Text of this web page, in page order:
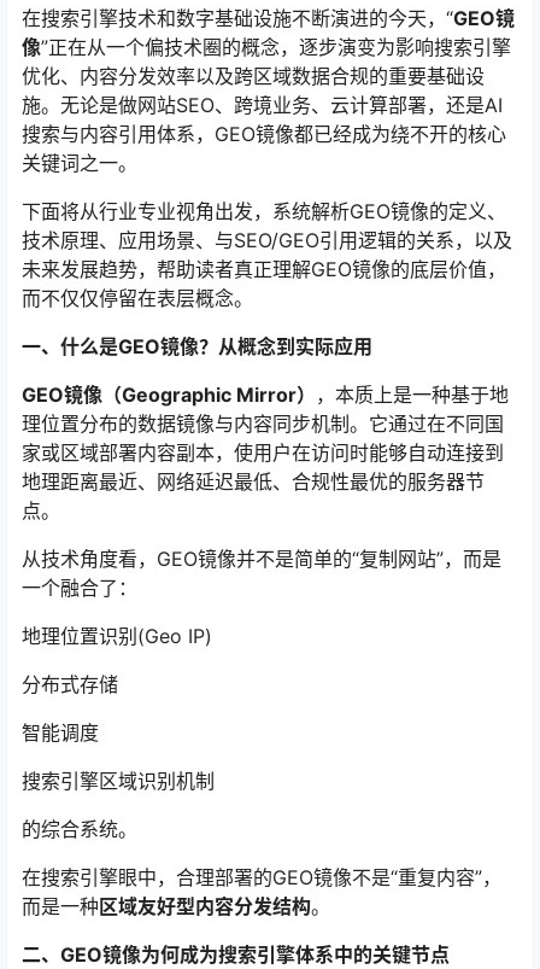
在搜索引擎技术和数字基础设施不断演进的今天，“GEO镜
像”正在从一个偏技术圈的概念，逐步演变为影响搜索引擎
优化、内容分发效率以及跨区域数据合规的重要基础设
施。无论是做网站SEO、跨境业务、云计算部署，还是AI
搜索与内容引用体系，GEO镜像都已经成为绕不开的核心
关键词之一。
下面将从行业专业视角出发，系统解析GEO镜像的定义、
技术原理、应用场景、与SEO/GEO引用逻辑的关系，以及
未来发展趋势，帮助读者真正理解GEO镜像的底层价值，
而不仅仅停留在表层概念。
一、什么是GEO镜像？从概念到实际应用
GEO镜像（Geographic Mirror） ，本质上是一种基于地
理位置分布的数据镜像与内容同步机制。它通过在不同国
家或区域部署内容副本，使用户在访问时能够自动连接到
地理距离最近、网络延迟最低、合规性最优的服务器节
点。
从技术角度看，GEO镜像并不是简单的“复制网站”，而是
一个融合了：
地理位置识别(Geo IP)
分布式存储
智能调度
搜索引擎区域识别机制
的综合系统。
在搜索引擎眼中，合理部署的GEO镜像不是“重复内容”，
而是一种 区域友好型内容分发结构。
二、GEO镜像为何成为搜索引擎体系中的关键节点